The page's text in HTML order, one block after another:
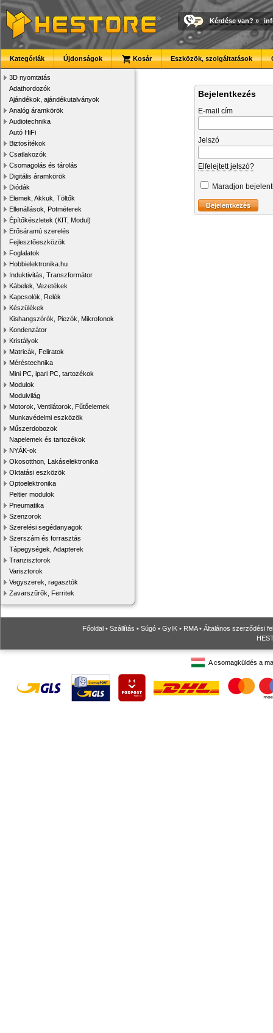
Kérdése van? »
Kategóriák Újdonságok Kosár Eszközök, szolgáltatások
3D nyomtatás
Adathordozók
Ajándékok, ajándékutalványok
Analóg áramkörök
Audiotechnika
Autó HiFi
Biztosítékok
Csatlakozók
Csomagolás és tárolás
Digitális áramkörök
Diódák
Elemek, Akkuk, Töltők
Ellenállások, Potméterek
Építőkészletek (KIT, Modul)
Erősáramú szerelés
Fejlesztőeszközök
Foglalatok
Hobbielektronika.hu
Induktivitás, Transzformátor
Kábelek, Vezetékek
Kapcsolók, Relék
Készülékek
Kishangszórók, Piezók, Mikrofonok
Kondenzátor
Kristályok
Matricák, Feliratok
Méréstechnika
Mini PC, ipari PC, tartozékok
Modulok
Modulvilág
Motorok, Ventilátorok, Fűtőelemek
Munkavédelmi eszközök
Műszerdobozok
Napelemek és tartozékok
NYÁK-ok
Okosotthon, Lakáselektronika
Oktatási eszközök
Optoelektronika
Peltier modulok
Pneumatika
Szenzorok
Szerelési segédanyagok
Szerszám és forrasztás
Tápegységek, Adapterek
Tranzisztorok
Varisztorok
Vegyszerek, ragasztók
Zavarszűrők, Ferritek
Bejelentkezés
E-mail cím
Jelszó
Elfelejtett jelszó?
Maradjon
Főoldal • Szállítás • Súgó • GyIK • RMA• Általános szerződési
A csomagküldés a